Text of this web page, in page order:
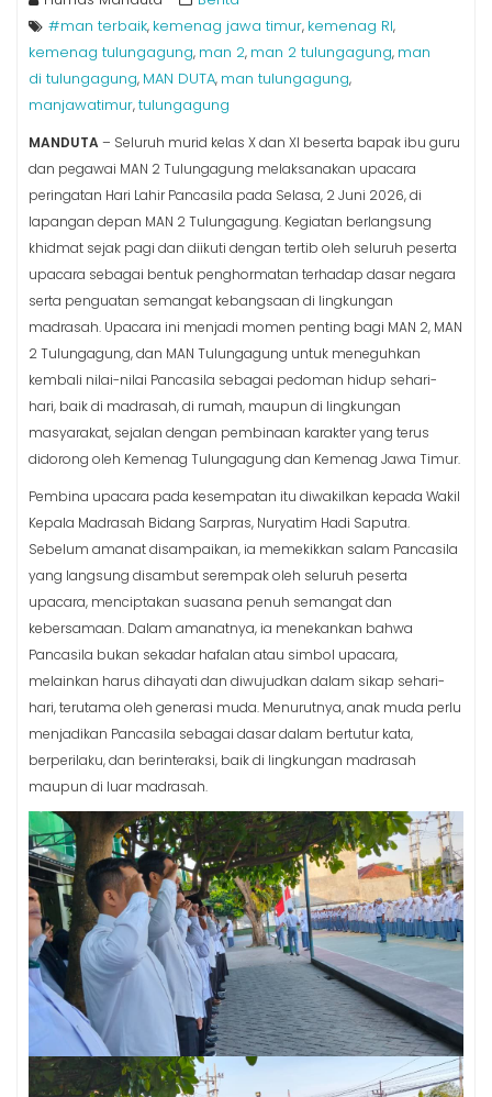
#man terbaik, kemenag jawa timur, kemenag RI,
kemenag tulungagung, man 2, man 2 tulungagung, man
di tulungagung, MAN DUTA, man tulungagung,
manjawatimur,tulungagung
MANDUTA– Seluruh murid kelas X dan XI beserta bapak ibu guru
dan pegawai MAN 2 Tulungagung melaksanakan upacara
peringatan Hari Lahir Pancasila pada Selasa, 2 Juni 2026, di
lapangan depan MAN 2 Tulungagung. Kegiatan berlangsung
khidmat sejak pagi dan diikuti dengan tertib oleh seluruh peserta
upacara sebagai bentuk penghormatan terhadap dasar negara
serta penguatan semangat kebangsaan di lingkungan
madrasah. Upacara ini menjadi momen penting bagi MAN 2, MAN
2 Tulungagung, dan MAN Tulungagung untuk meneguhkan
kembali nilai-nilai Pancasila sebagai pedoman hidup sehari-
hari, baik di madrasah, di rumah, maupun di lingkungan
masyarakat, sejalan dengan pembinaan karakter yang terus
didorong oleh Kemenag Tulungagung dan Kemenag Jawa Timur.
Pembina upacara pada kesempatan itu diwakilkan kepada Wakil
Kepala Madrasah Bidang Sarpras, Nuryatim Hadi Saputra.
Sebelum amanat disampaikan, ia memekikkan salam Pancasila
yang langsung disambut serempak oleh seluruh peserta
upacara, menciptakan suasana penuh semangat dan
kebersamaan. Dalam amanatnya, ia menekankan bahwa
Pancasila bukan sekadar hafalan atau simbol upacara,
melainkan harus dihayati dan diwujudkan dalam sikap sehari-
hari, terutama oleh generasi muda. Menurutnya, anak muda perlu
menjadikan Pancasila sebagai dasar dalam bertutur kata,
berperilaku, dan berinteraksi, baik di lingkungan madrasah
maupun di luar madrasah.